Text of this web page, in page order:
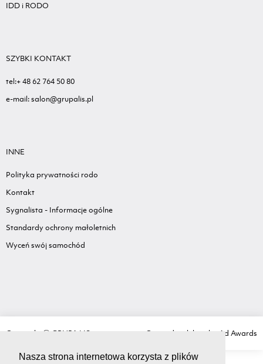
Nasza strona internetowa korzysta z plików
IDD i RODO
SZYBKI KONTAKT
tel:+ 48 62 764 50 80
e-mail: salon@grupalis.pl
INNE
Polityka prywatności rodo
Kontakt
Sygnalista - Informacje ogólne
Standardy ochrony małoletnich
Wyceń swój samochód
Copyright Ⓒ GRUPA LIS Created with love by Ad Awards